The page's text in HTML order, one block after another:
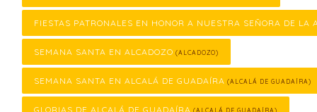
FIESTAS PATRONALES EN HONOR A NUESTRA SEÑORA DE LA
SEMANA SANTA EN ALCADOZO (ALCADOZO)
SEMANA SANTA EN ALCALÁ DE GUADAÍRA (ALCALÁ DE GUADAÍRA)
GLORIAS DE ALCALÁ DE GUADAÍRA (ALCALÁ DE GUADAÍRA)